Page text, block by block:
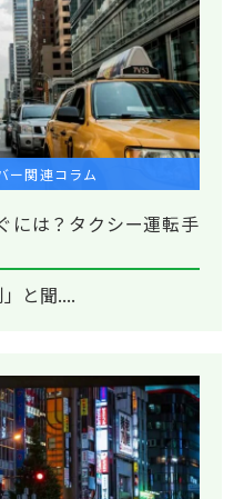
ー関連コラム
には？タクシー運転手
と聞....